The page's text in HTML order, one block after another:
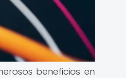
beneficios en